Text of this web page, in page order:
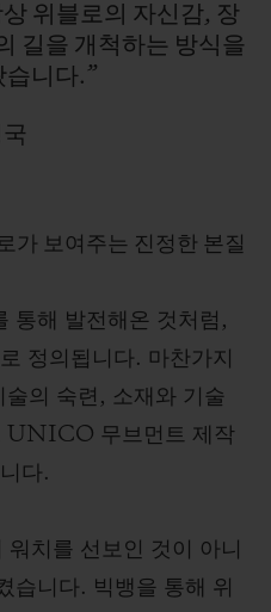
다.위블로의 자신감, 장
길을 개척하는 방식을
습니다.”
가 보여주는 진정한 본질
통해 발전해온 것처럼,
정의됩니다. 마찬가지
의 숙련, 소재와 기술
UNICO 무브먼트 제작
다.
치를 선보인 것이 아니
습니다. 빅뱅을 통해 위